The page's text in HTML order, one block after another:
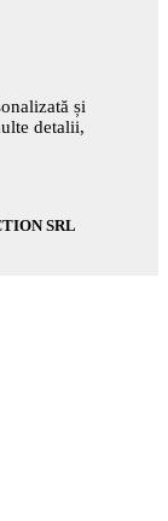
și
detalii,
SRL